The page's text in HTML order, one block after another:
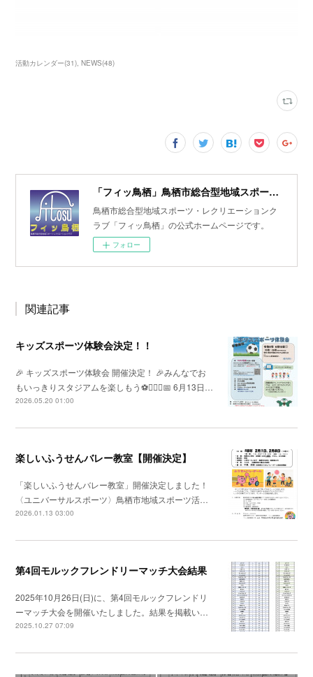
活動カレンダー(31) NEWS(48)
「フィッ鳥栖」鳥栖市総合型地域スポーツ・レクリエーションクラブ
鳥栖市総合型地域スポーツ・レクリエーションク
ラブ「フィッ鳥栖」の公式ホームページです。
フォロー
関連記事
キッズスポーツ体験会決定！！
🎉 キッズスポーツ体験会 開催決定！ 🎉みんなでお
もいっきりスタジアムを楽しもう⚽🏃‍♀️✨📅 6月13日…
2026.05.20 01:00
楽しいふうせんバレー教室【開催決定】
「楽しいふうせんバレー教室」開催決定しました！
〈ユニバーサルスポーツ〉鳥栖市地域スポーツ活…
2026.01.13 03:00
第4回モルックフレンドリーマッチ大会結果
2025年10月26日(日)に、第4回モルックフレンドリ
ーマッチ大会を開催いたしました。結果を掲載い…
2025.10.27 07:09